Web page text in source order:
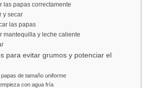
las papas correctamente
y secar
las papas
mantequilla y leche caliente
para evitar grumos y potenciar el
de tamaño uniforme
con agua fría